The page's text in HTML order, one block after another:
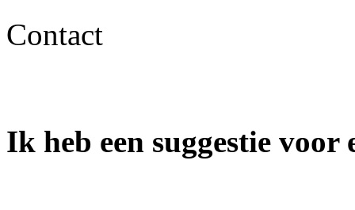
Contact
Ik heb een suggestie